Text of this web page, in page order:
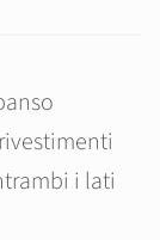
i lati